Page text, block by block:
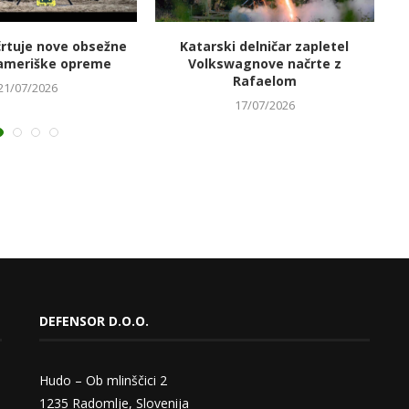
nove obsežne
opreme
07/2026
Katarski delničar zapletel
Volkswagnove načrte z
Rafaelom
17/07/2026
DEFENSOR D.O.O.
Hudo – Ob mlinščici 2
1235 Radomlje, Slovenija